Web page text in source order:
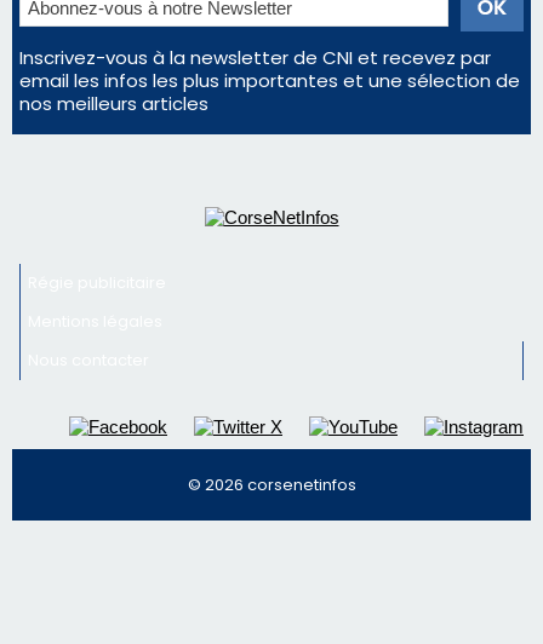
Régie publicitaire
Mentions légales
Nous contacter